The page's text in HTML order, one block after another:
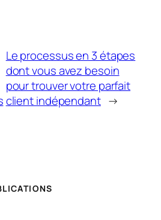
Le processus en 3 étapes
dont vous avez besoin
pour trouver votre parfait
client indépendant →